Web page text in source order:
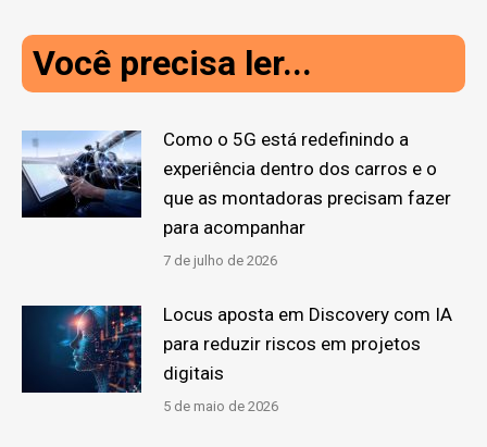
Você precisa ler...
Como o 5G está redefinindo a
experiência dentro dos carros e o
que as montadoras precisam fazer
para acompanhar
7 de julho de 2026
Locus aposta em Discovery com IA
para reduzir riscos em projetos
digitais
5 de maio de 2026